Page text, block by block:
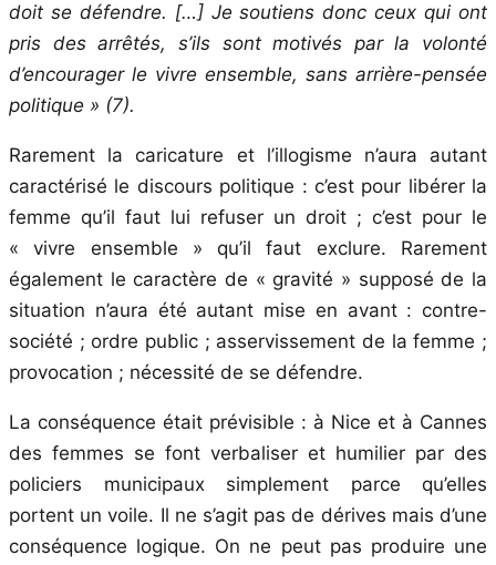
doit se défendre. […] Je soutiens donc ceux qui ont
pris des arrêtés, s’ils sont motivés par la volonté
d’encourager le vivre ensemble, sans arrière-pensée
politique » (7).
Rarement la caricature et l’illogisme n’aura autant
caractérisé le discours politique : c’est pour libérer la
femme qu’il faut lui refuser un droit ; c’est pour le
« vivre ensemble » qu’il faut exclure. Rarement
également le caractère de « gravité » supposé de la
situation n’aura été autant mise en avant : contre-
société ; ordre public ; asservissement de la femme ;
provocation ; nécessité de se défendre.
La conséquence était prévisible : à Nice et à Cannes
des femmes se font verbaliser et humilier par des
policiers municipaux simplement parce qu’elles
portent un voile. Il ne s’agit pas de dérives mais d’une
conséquence logique. On ne peut pas produire une